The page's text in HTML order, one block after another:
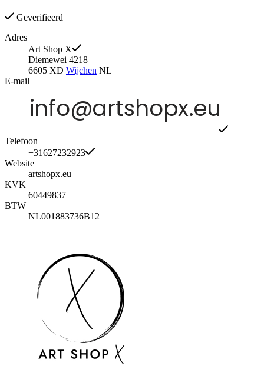
Geverifieerd
Adres
Art Shop X
Diemewei 4218
6605 XD Wijchen NL
E-mail
Telefoon
+31627232923
Website
artshopx.eu
KVK
60449837
BTW
NL001883736B12